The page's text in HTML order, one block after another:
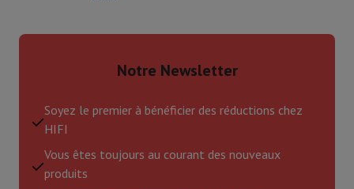
Notre Newsletter
Soyez le premier à bénéficier des réductions chez
HIFI
Vous êtes toujours au courant des nouveaux
produits